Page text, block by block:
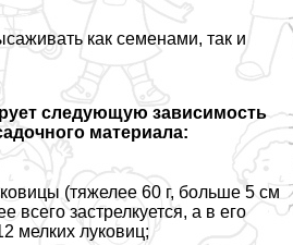
как семенами, так и
следующую зависимость
материала:
(тяжелее 60 г, больше 5 см
всего застрелкуется, а в его
мелких луковиц;